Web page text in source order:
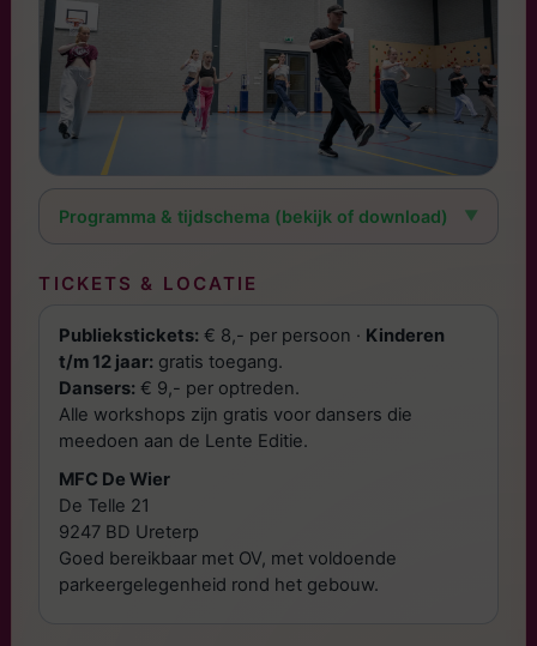
Programma & tijdschema (bekijk of download)
TICKETS & LOCATIE
Publiekstickets: € 8,- per persoon · Kinderen
t/m 12 jaar: gratis toegang.
Dansers: € 9,- per optreden.
Alle workshops zijn gratis voor dansers die
meedoen aan de Lente Editie.
MFC De Wier
De Telle 21
9247 BD Ureterp
Goed bereikbaar met OV, met voldoende
parkeergelegenheid rond het gebouw.